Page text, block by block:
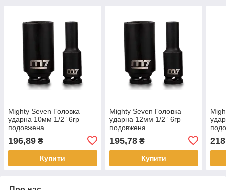
Mighty Seven Головка
ударна 10мм 1/2” 6гр
подовжена
196,89 ₴
Купити
Mighty Seven Головка
ударна 12мм 1/2” 6гр
подовжена
195,78₴
Купити